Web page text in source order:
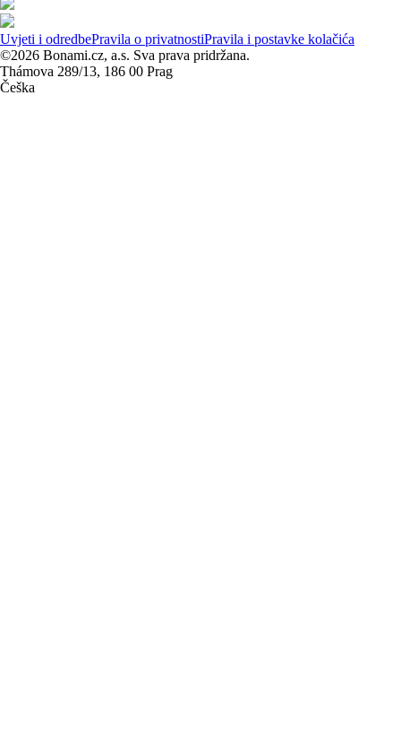
Uvjeti i odredbePravila o privatnostiPravila i postavke kolačića
©2026 Bonami.cz, a.s. Sva prava pridržana.
Thámova 289/13, 186 00 Prag
Češka